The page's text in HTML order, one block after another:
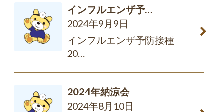
インフルエンザ予…
2024年9月9日
インフルエンザ予防接種
20…
2024年納涼会
2024年8月10日